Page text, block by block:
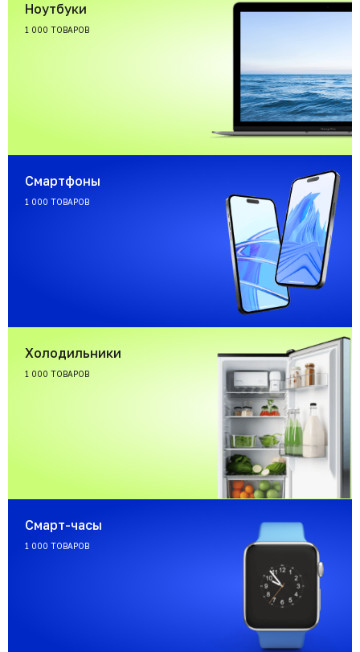
Ноутбуки
1 000 ТОВАРОВ
Смартфоны
1 000 ТОВАРОВ
Холодильники
1 000 ТОВАРОВ
Смарт-часы
1 000 ТОВАРОВ